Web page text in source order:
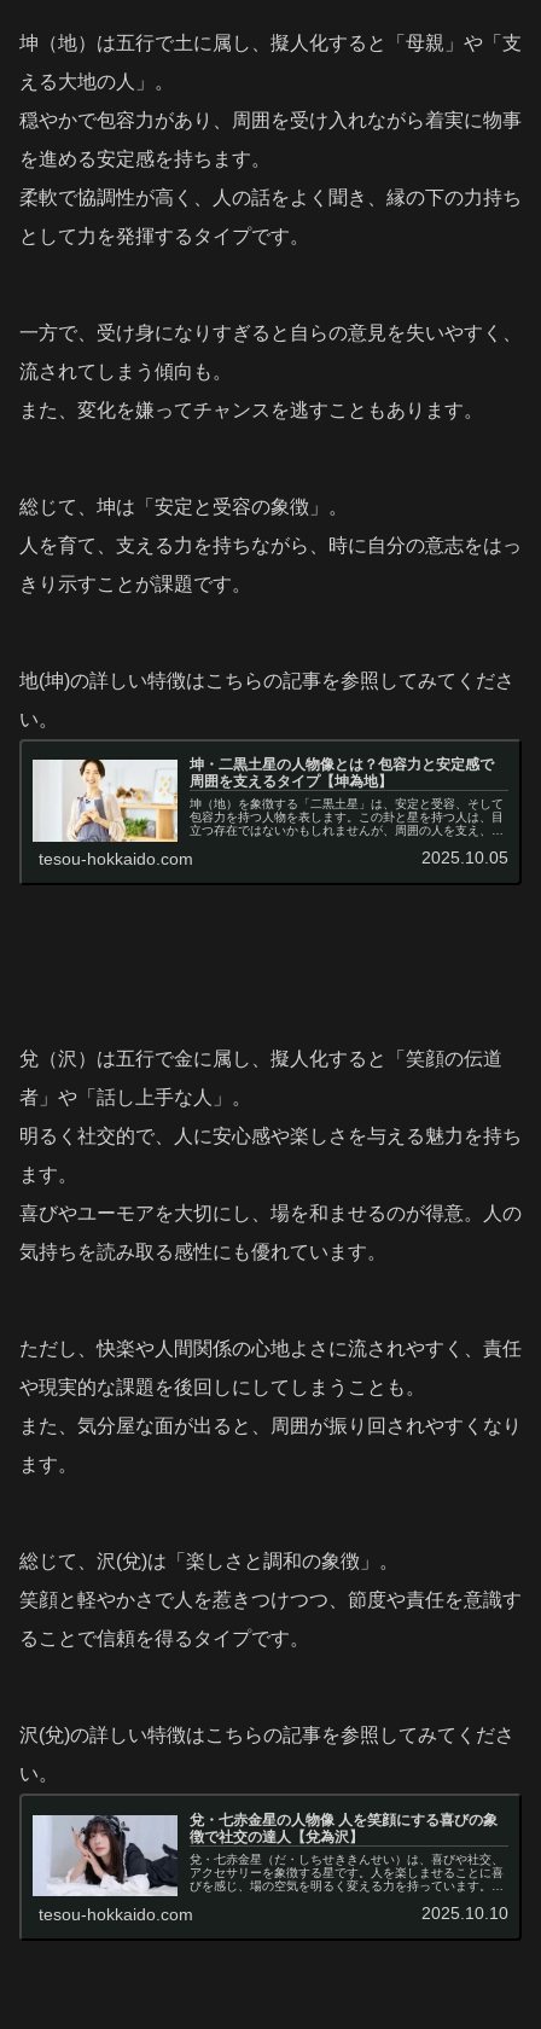
坤（地）は五行で土に属し、擬人化すると「母親」や「支
える大地の人」。
穏やかで包容力があり、周囲を受け入れながら着実に物事
を進める安定感を持ちます。
柔軟で協調性が高く、人の話をよく聞き、縁の下の力持ち
として力を発揮するタイプです。
一方で、受け身になりすぎると自らの意見を失いやすく、
流されてしまう傾向も。
また、変化を嫌ってチャンスを逃すこともあります。
総じて、坤は「安定と受容の象徴」。
人を育て、支える力を持ちながら、時に自分の意志をはっ
きり示すことが課題です。
地(坤)の詳しい特徴はこちらの記事を参照してみてくださ
い。
坤・二黒土星の人物像とは？包容力と安定感で
周囲を支えるタイプ【坤為地】
坤（地）を象徴する「二黒土星」は、安定と受容、そして
包容力を持つ人物を表します。この卦と星を持つ人は、目
立つ存在ではないかもしれませんが、周囲の人を支え、物
（坤）っぽい」と表現することがあ...
tesou-hokkaido.com 2025.10.05
兌（沢）は五行で金に属し、擬人化すると「笑顔の伝道
者」や「話し上手な人」。
明るく社交的で、人に安心感や楽しさを与える魅力を持ち
ます。
喜びやユーモアを大切にし、場を和ませるのが得意。人の
気持ちを読み取る感性にも優れています。
ただし、快楽や人間関係の心地よさに流されやすく、責任
や現実的な課題を後回しにしてしまうことも。
また、気分屋な面が出ると、周囲が振り回されやすくなり
ます。
総じて、沢(兌)は「楽しさと調和の象徴」。
笑顔と軽やかさで人を惹きつけつつ、節度や責任を意識す
ることで信頼を得るタイプです。
沢(兌)の詳しい特徴はこちらの記事を参照してみてくださ
い。
兌・七赤金星の人物像 人を笑顔にする喜びの象
徴で社交の達人【兌為沢】
兌・七赤金星（だ・しちせききんせい）は、喜びや社交、
アクセサリーを象徴する星です。人を楽しませることに喜
びを感じ、場の空気を明るく変える力を持っています。話
内面は意外と繊細で、傷つきやすい...
tesou-hokkaido.com 2025.10.10